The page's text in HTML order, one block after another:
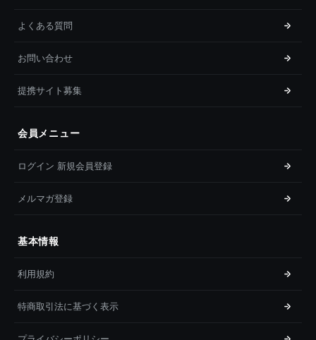
よくある質問
お問い合わせ
提携サイト募集
会員メニュー
ログイン 新規会員登録
メルマガ登録
基本情報
利用規約
特商取引法に基づく表示